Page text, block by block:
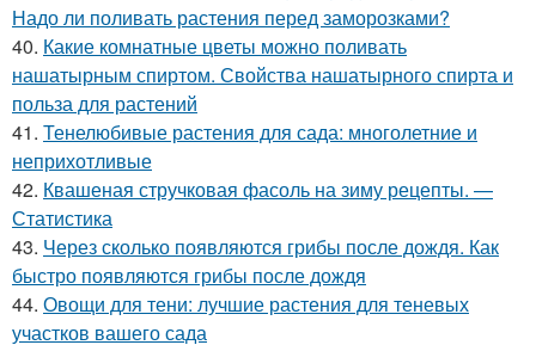
Надо ли поливать растения перед заморозками?
40. Какие комнатные цветы можно поливать
нашатырным спиртом. Свойства нашатырного спирта и
польза для растений
41. Тенелюбивые растения для сада: многолетние и
неприхотливые
42. Квашеная стручковая фасоль на зиму рецепты. —
Статистика
43. Через сколько появляются грибы после дождя. Как
быстро появляются грибы после дождя
44. Овощи для тени: лучшие растения для теневых
участков вашего сада